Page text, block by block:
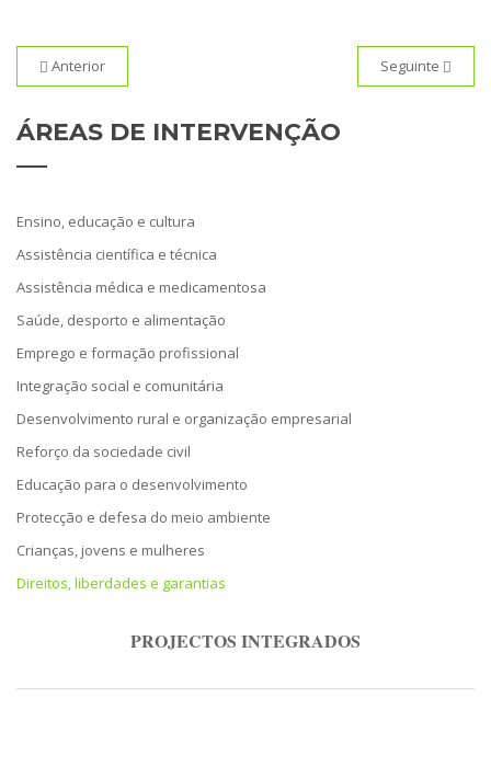
Anterior Seguinte
ÁREAS DE INTERVENÇÃO
Ensino, educação e cultura
Assistência científica e técnica
Assistência médica e medicamentosa
Saúde, desporto e alimentação
Emprego e formação profissional
Integração social e comunitária
Desenvolvimento rural e organização empresarial
Reforço da sociedade civil
Educação para o desenvolvimento
Protecção e defesa do meio ambiente
Crianças, jovens e mulheres
Direitos, liberdades e garantias
PROJECTOS INTEGRADOS